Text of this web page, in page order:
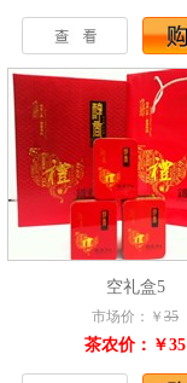
空礼盒5
市场价：￥ 35
茶农价：￥35